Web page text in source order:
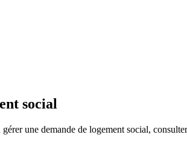
social
une demande de logement social,